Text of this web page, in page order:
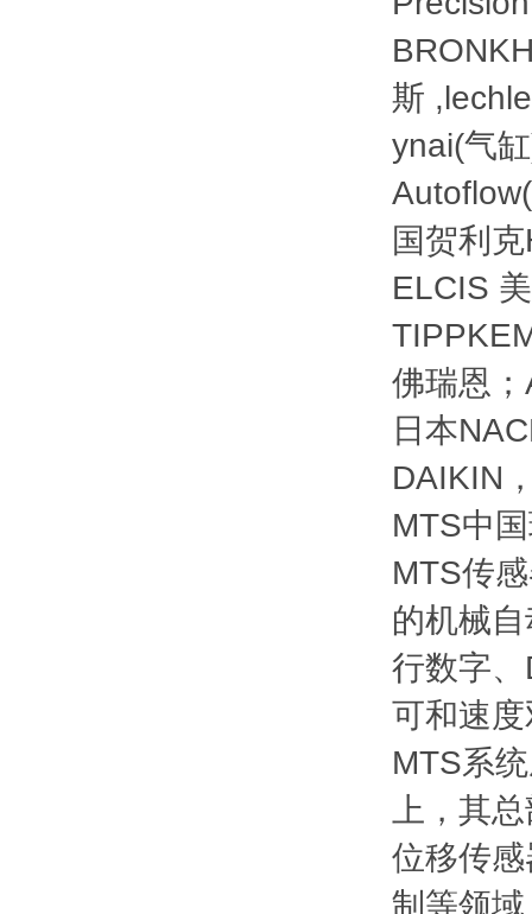
斯
ynai(气
国贺利
ELCIS
佛瑞恩
日本
DAIKIN
MTS中
MTS传
的机械
行数字
可和速
MTS系
上，其
位移传
制等领